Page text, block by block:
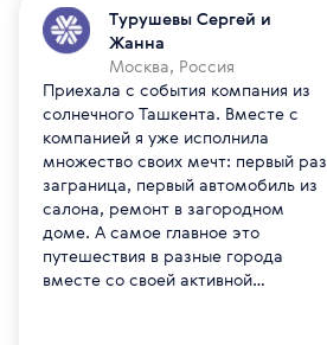
Наманган, ну и Ташкент
естественно, тем самым у нас за
одну поездку получилось 2 новых
страны и 5 городов. Сама в
компании я уже 2 года, профи
закрыла год назад, цель на 30
летие компании закрыть Сапфира.
Поэтому сейчас активно работаем
с командой над новыми рангами.
уверенна все получится, так как
компания дает все инструменты
для этого.
Турушевы Сергей и
Жанна
Москва, Россия
Приехала с события компания из
солнечного Ташкента. Вместе с
компанией я уже исполнила
множество своих мечт: первый раз
заграница, первый автомобиль из
салона, ремонт в загородном
доме. А самое главное это
путешествия в разные города
вместе со своей активной